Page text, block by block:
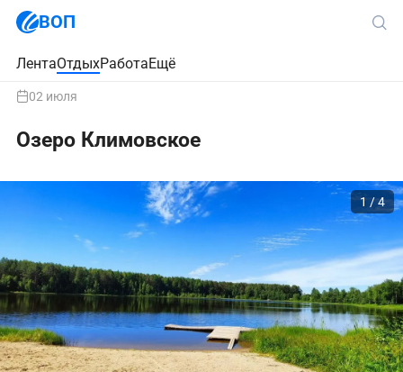
ВОП
ЛентаОтдыхРаботаЕщё
02 июля
Озеро Климовское
1 / 4